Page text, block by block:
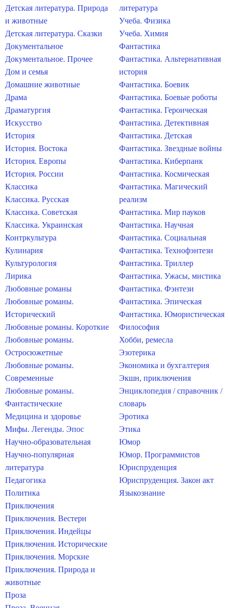
Детская литература. Природа
и животные
Детская литература. Сказки
Документальное
Документальное. Прочее
Дом и семья
Домашние животные
Драма
Драматургия
Искусство
История
История. Востока
История. Европы
История. России
Классика
Классика. Русская
Классика. Советская
Классика. Украинская
Контркультура
Кулинария
Культурология
Лирика
Любовные романы
Любовные романы.
Исторический
Любовные романы. Короткие
Любовные романы.
Остросюжетные
Любовные романы.
Современные
Любовные романы.
Фантастические
Медицина и здоровье
Мифы. Легенды. Эпос
Научно-образовательная
Научно-популярная
литература
Педагогика
Политика
Приключения
Приключения. Вестерн
Приключения. Индейцы
Приключения. Исторические
Приключения. Морские
Приключения. Природа и
животные
Проза
литература
Учеба. Физика
Учеба. Химия
Фантастика
Фантастика. Альтернативная
история
Фантастика. Боевик
Фантастика. Боевые роботы
Фантастика. Героическая
Фантастика. Детективная
Фантастика. Детская
Фантастика. Звездные войны
Фантастика. Киберпанк
Фантастика. Космическая
Фантастика. Магический
реализм
Фантастика. Мир пауков
Фантастика. Научная
Фантастика. Социальная
Фантастика. Технофэнтези
Фантастика. Триллер
Фантастика. Ужасы, мистика
Фантастика. Фэнтези
Фантастика. Эпическая
Фантастика. Юмористическая
Философия
Хобби, ремесла
Эзотерика
Экономика и бухгалтерия
Экшн, приключения
Энциклопедия / справочник /
словарь
Эротика
Этика
Юмор
Юмор. Программистов
Юриспруденция
Юриспруденция. Закон акт
Языкознание